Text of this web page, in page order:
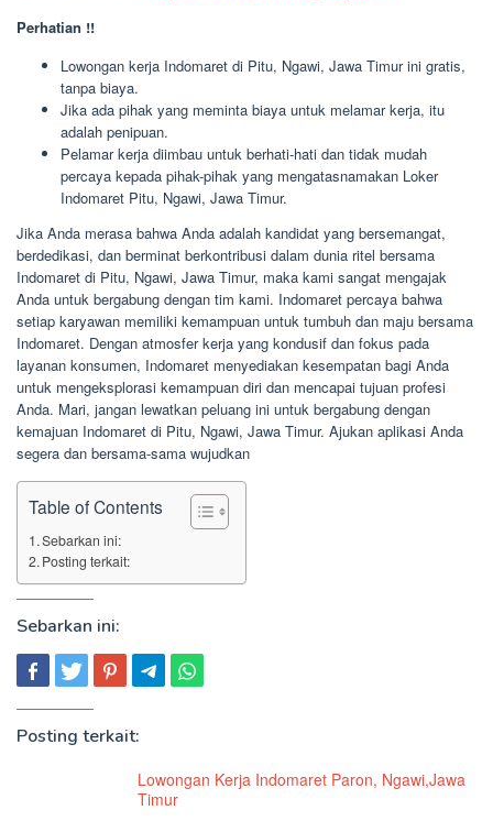
Perhatian !!
Lowongan kerja Indomaret di Pitu, Ngawi, Jawa Timur ini gratis,
tanpa biaya.
Jika ada pihak yang meminta biaya untuk melamar kerja, itu
adalah penipuan.
Pelamar kerja diimbau untuk berhati-hati dan tidak mudah
percaya kepada pihak-pihak yang mengatasnamakan Loker
Indomaret Pitu, Ngawi, Jawa Timur.
Jika Anda merasa bahwa Anda adalah kandidat yang bersemangat,
berdedikasi, dan berminat berkontribusi dalam dunia ritel bersama
Indomaret di Pitu, Ngawi, Jawa Timur, maka kami sangat mengajak
Anda untuk bergabung dengan tim kami. Indomaret percaya bahwa
setiap karyawan memiliki kemampuan untuk tumbuh dan maju bersama
Indomaret. Dengan atmosfer kerja yang kondusif dan fokus pada
layanan konsumen, Indomaret menyediakan kesempatan bagi Anda
untuk mengeksplorasi kemampuan diri dan mencapai tujuan profesi
Anda. Mari, jangan lewatkan peluang ini untuk bergabung dengan
kemajuan Indomaret di Pitu, Ngawi, Jawa Timur. Ajukan aplikasi Anda
segera dan bersama-sama wujudkan
Table of Contents
Sebarkan ini:
Posting terkait:
Sebarkan ini:
Posting terkait:
Lowongan Kerja Indomaret Paron, Ngawi,Jawa
Timur